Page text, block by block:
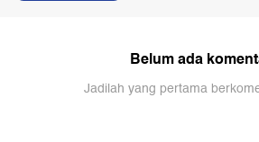
Belum ada
Jadilah yang pertama